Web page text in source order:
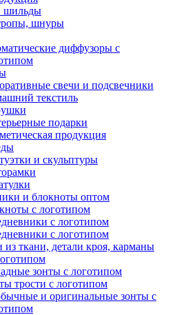
шильды
шнуры
диффузоры с
свечи и подсвечники
текстиль
подарки
продукция
и скульптуры
и блокноты оптом
с логотипом
с логотипом
с логотипом
из ткани, детали кроя, карманы
зонты с логотипом
трости с логотипом
и оригинальные зонты с